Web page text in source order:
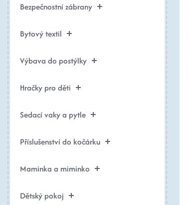
Bezpečnostní zábrany
Bytový textil
Výbava do postýlky
Hračky pro děti
Sedací vaky a pytle
Příslušenství do kočárku
Maminka a miminko
Dětský pokoj